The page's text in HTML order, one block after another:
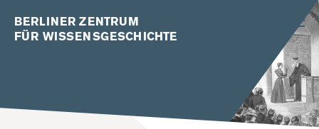
BERLINER ZENTRUM
FÜR WISSENSGESCHICHTE